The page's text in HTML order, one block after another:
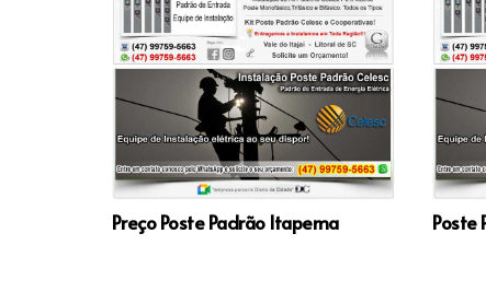
Preço Poste Padrão Itapema Poste